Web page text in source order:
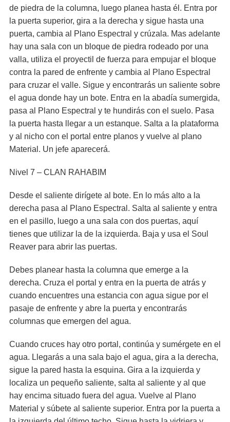
de piedra de la columna, luego planea hasta él. Entra por
la puerta superior, gira a la derecha y sigue hasta una
puerta, cambia al Plano Espectral y crúzala. Mas adelante
hay una sala con un bloque de piedra rodeado por una
valla, utiliza el proyectil de fuerza para empujar el bloque
contra la pared de enfrente y cambia al Plano Espectral
para cruzar el valle. Sigue y encontrarás un saliente sobre
el agua donde hay un bote. Entra en la abadía sumergida,
pasa al Plano Espectral y te hundirás con el suelo. Pasa
la puerta hasta llegar a un estanque. Salta a la plataforma
y al nicho con el portal entre planos y vuelve al plano
Material. Un jefe aparecerá.
Nivel 7 – CLAN RAHABIM
Desde el saliente dirígete al bote. En lo más alto a la
derecha pasa al Plano Espectral. Salta al saliente y entra
en el pasillo, luego a una sala con dos puertas, aquí
tienes que utilizar la de la izquierda. Baja y usa el Soul
Reaver para abrir las puertas.
Debes planear hasta la columna que emerge a la
derecha. Cruza el portal y entra en la puerta de atrás y
cuando encuentres una estancia con agua sigue por el
pasaje de enfrente y abre la puerta y encontrarás
columnas que emergen del agua.
Cuando cruces hay otro portal, continúa y sumérgete en el
agua. Llegarás a una sala bajo el agua, gira a la derecha,
sigue la pared hasta la esquina. Gira a la izquierda y
localiza un pequeño saliente, salta al saliente y al que
hay encima situado fuera del agua. Vuelve al Plano
Material y súbete al saliente superior. Entra por la puerta a